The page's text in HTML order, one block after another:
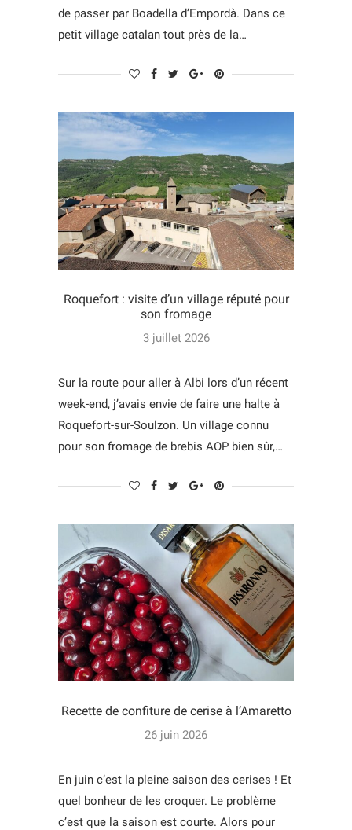
de passer par Boadella d’Empordà. Dans ce
petit village catalan tout près de la…
Roquefort : visite d’un village réputé pour
son fromage
3 juillet 2026
Sur la route pour aller à Albi lors d’un récent
week-end, j’avais envie de faire une halte à
Roquefort-sur-Soulzon. Un village connu
pour son fromage de brebis AOP bien sûr,…
Recette de confiture de cerise à l’Amaretto
26 juin 2026
En juin c’est la pleine saison des cerises ! Et
quel bonheur de les croquer. Le problème
c’est que la saison est courte. Alors pour